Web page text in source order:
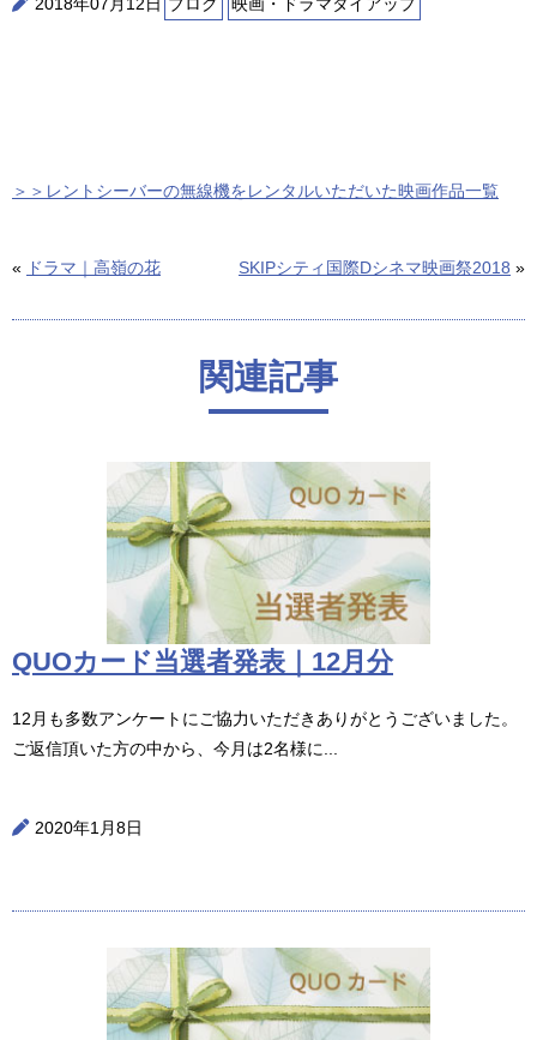
＞＞レントシーバーの無線機をレンタルいただいた映画作品一覧
« ドラマ｜高嶺の花 SKIPシティ国際Dシネマ映画祭2018 »
関連記事
QUOカード当選者発表｜12月分
12月も多数アンケートにご協力いただきありがとうございました。
ご返信頂いた方の中から、今月は2名様に...
2020年1月8日